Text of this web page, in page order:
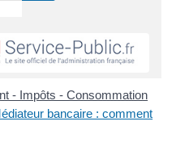
- Impôts - Consommation
bancaire : comment